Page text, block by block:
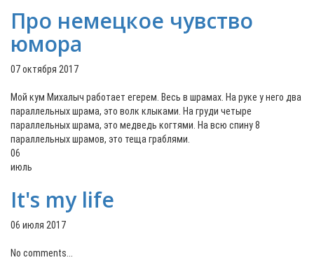
Про немецкое чувство
юмора
07 октября 2017
Мой кум Михалыч работает егерем. Весь в шрамах. На руке у него два
параллельных шрама, это волк клыками. На груди четыре
параллельных шрама, это медведь когтями. На всю спину 8
параллельных шрамов, это теща граблями.
06
июль
It's my life
06 июля 2017
No comments...